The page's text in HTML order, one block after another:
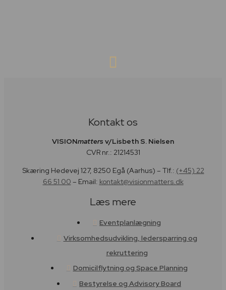
Kontakt os
VISIONmatters v/Lisbeth S. Nielsen
CVR nr.: 21214531
Skæring Hedevej 127, 8250 Egå (Aarhus) – Tlf.: (+45) 22
66 51 00 – Email: kontakt@visionmatters.dk
Læs mere
Eventplanlægning
Virksomhedsudvikling, ledersparring og
rekruttering
Domicilflytning og Space Planning
Bestyrelse og Advisory Board